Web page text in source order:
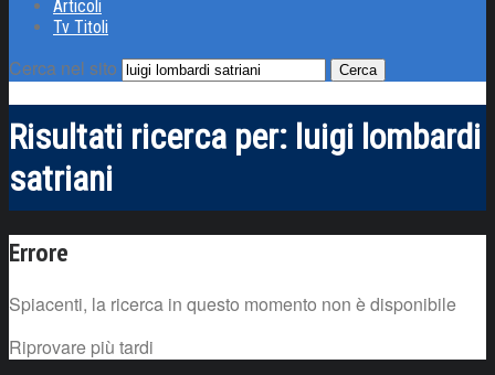
Articoli
Tv Titoli
Cerca nel sito
Risultati ricerca per: luigi lombardi
satriani
Errore
Spiacenti, la ricerca in questo momento non è disponibile
Riprovare più tardi